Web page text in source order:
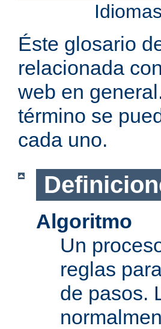
Éste glosario
relacionada
web en
término se
cada uno.
Algoritmo
Un
reglas
de pasos.